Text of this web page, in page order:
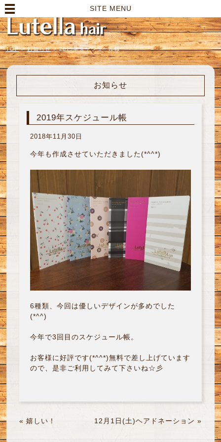
SITE MENU
TOP > お知らせ > 2019年スケジュール帳
お知らせ
2019年スケジュール帳
2018年11月30日
今年も作成させていただきました(*^^*)
6種類、今回は優しいデザインが多めでした
(*^^)
今年で3回目のスケジュール帳。
お客様に好評です(*^^*)無料で差し上げています
ので、是非ご利用してみて下さいね☆彡
« 嬉しい！ 12月1日(土)ヘアドネーション »